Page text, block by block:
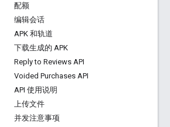
配额
编辑会话
APK 和轨道
下载生成的 APK
Reply to Reviews API
Voided Purchases API
API 使用说明
上传文件
并发注意事项